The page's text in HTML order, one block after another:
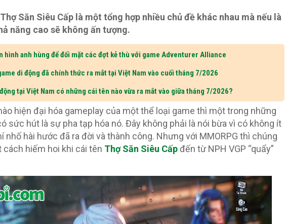
Săn Siêu Cấp là một tổng hợp nhiều chủ đề khác nhau mà nếu là
năng cao sẽ không ấn tượng.
hình anh hùng để đối mặt các đợt kẻ thù với game Adventurer Alliance
di động đã chính thức ra mắt tại Việt Nam vào cuối tháng 7/2026
tại Việt Nam có những cái tên nào vừa ra mắt vào giữa tháng 7/2026?
hiện đại hóa gameplay của một thể loại game thì một trong những
sức hút là sự pha tạp hóa nó. Đây không phải là nói bừa vì có không ít
nhố hài hước đã ra đời và thành công. Nhưng với MMORPG thì chúng
hiếm hoi khi cái tên Thợ Săn Siêu Cấpđến từ NPH VGP “quẩy”